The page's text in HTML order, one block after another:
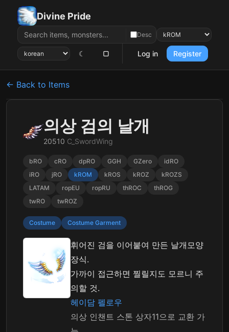
Divine Pride
Desc
☾ ▢ Log in Register
← Back to Items
의상 검의 날개
20510 C_SwordWing
bRO cRO dpRO GGH GZero
idRO
iRO
jRO kROM kROS kROZ
kROZS
LATAM
ropEU ropRU thROC
thROG
twRO
twROZ
Costume Costume Garment
휘어진 검을 이어붙여 만든 날개모양
장식.
가까이 접근하면 찔릴지도 모르니 주
의할 것.
헤이담 펠로우
의상 인챈트 스톤 상자11으로 교환 가